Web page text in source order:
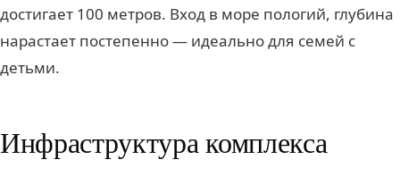
достигает 100 метров. Вход в море пологий, глубина
нарастает постепенно — идеально для семей с
детьми.
Инфраструктура комплекса